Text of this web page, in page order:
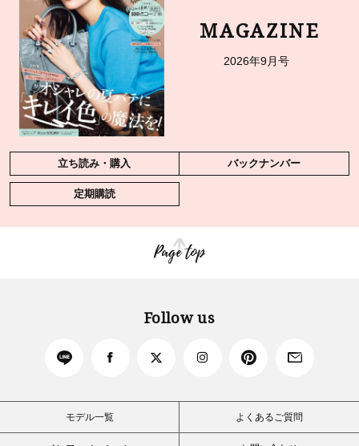
MAGAZINE
2026年9月号
立ち読み・購入 バックナンバー
定期購読
Page top
Follow us
モデル一覧 よくあるご質問